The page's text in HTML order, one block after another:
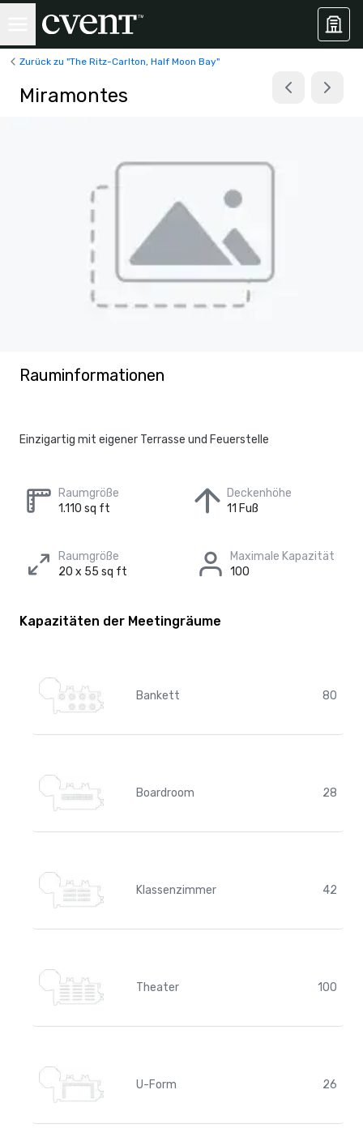
Zurück zu "The Ritz-Carlton, Half Moon Bay"
Miramontes
Rauminformationen
Einzigartig mit eigener Terrasse und Feuerstelle
Raumgröße
1.110 sq ft
Deckenhöhe
11 Fuß
Raumgröße
20 x 55 sq ft
Maximale Kapazität
100
Kapazitäten der Meetingräume
Bankett 80
Boardroom 28
Klassenzimmer 42
Theater 100
U-Form 26